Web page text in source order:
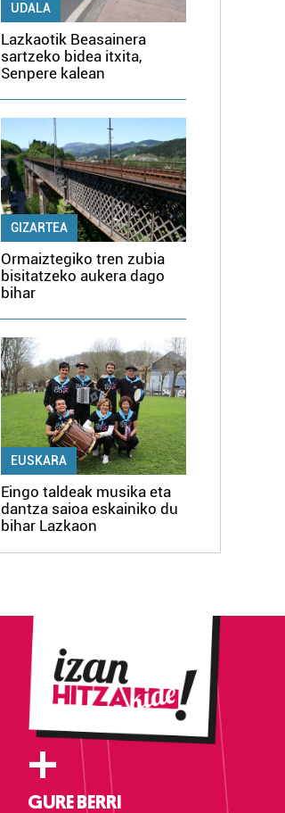
UDALA
Lazkaotik Beasainera
sartzeko bidea itxita,
Senpere kalean
GIZARTEA
Ormaiztegiko tren zubia
bisitatzeko aukera dago
bihar
EUSKARA
Eingo taldeak musika eta
dantza saioa eskainiko du
bihar Lazkaon
+
GURE BERRI